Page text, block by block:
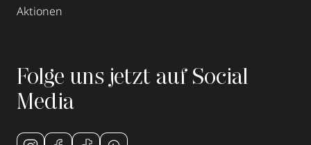
Aktionen
Folge uns jetzt auf Social
Media